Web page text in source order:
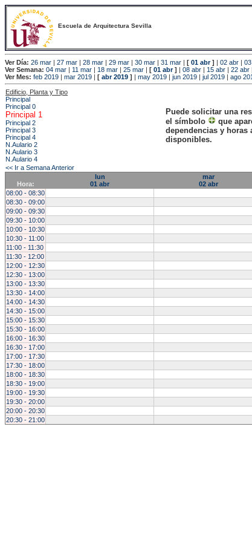
Escuela de Arquitectura Sevilla
Ver Día: 26 mar | 27 mar | 28 mar | 29 mar | 30 mar | 31 mar | [ 01 abr] | 02 abr |
Ver Semana: 04 mar | 11 mar | 18 mar | 25 mar | [ 01 abr] | 08 abr | 15 abr | 22 abr
Ver Mes: feb 2019 | mar 2019 | [ abr 2019 ] | may 2019 | jun 2019 | jul 2019 | ago
Edificio, Planta y Tipo
Principal
Principal 0
Principal 1
Principal 2
Principal 3
Principal 4
N.Aulario 2
N.Aulario 3
N.Aulario 4
Puede solicitar una
el símbolo
que
dependencias y horas
disponibles.
<< Ir a Semana Anterior
Hora:
lun
01 abr
mar
02 abr
08:00 - 08:30
08:30 - 09:00
09:00 - 09:30
09:30 - 10:00
10:00 - 10:30
10:30 - 11:00
11:00 - 11:30
11:30 - 12:00
12:00 - 12:30
12:30 - 13:00
13:00 - 13:30
13:30 - 14:00
14:00 - 14:30
14:30 - 15:00
15:00 - 15:30
15:30 - 16:00
16:00 - 16:30
16:30 - 17:00
17:00 - 17:30
17:30 - 18:00
18:00 - 18:30
18:30 - 19:00
19:00 - 19:30
19:30 - 20:00
20:00 - 20:30
20:30 - 21:00